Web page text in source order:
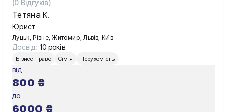
(0 Відгуків)
Тетяна К.
Юрист
Луцьк, Рівне, Житомир, Львів, Київ
Досвід: 10 років
Бізнес право Сім'я Нерухомість
від
800 ₴
до
6000 ₴